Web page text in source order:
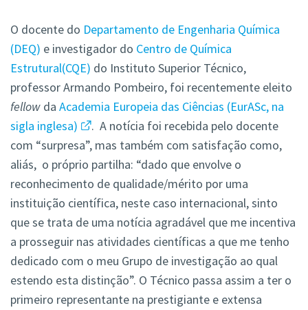
O docente do Departamento de Engenharia Química
(DEQ) e investigador do Centro de Química
Estrutural(CQE) do Instituto Superior Técnico,
professor Armando Pombeiro, foi recentemente eleito
fellow da Academia Europeia das Ciências (EurASc, na
sigla inglesa)
. A notícia foi recebida pelo docente
com “surpresa”, mas também com satisfação como,
aliás, o próprio partilha: “dado que envolve o
reconhecimento de qualidade/mérito por uma
instituição científica, neste caso internacional, sinto
que se trata de uma notícia agradável que me incentiva
a prosseguir nas atividades científicas a que me tenho
dedicado com o meu Grupo de investigação ao qual
estendo esta distinção”. O Técnico passa assim a ter o
primeiro representante na prestigiante e extensa